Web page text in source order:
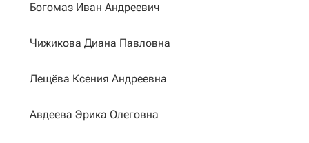
Богомаз Иван Андреевич
Чижикова Диана Павловна
Лещёва Ксения Андреевна
Авдеева Эрика Олеговна